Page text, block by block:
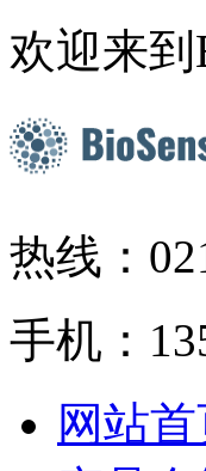
欢迎来到
热线：
手机：
网站